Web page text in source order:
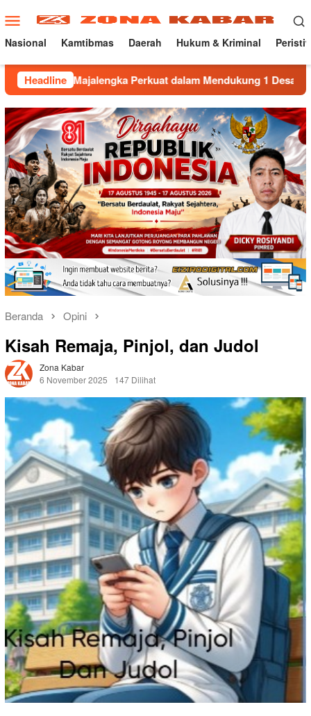
ke
konten
Menu
Mobile
Nasional Kamtibmas Daerah Hukum & Kriminal
Headline
Perkuat dalam Mendukung 1 Desa 1 Sarjana.
Beranda Opini
Kisah Remaja, Pinjol, dan Judol
Zona Kabar
6 November 2025
147 Dilihat